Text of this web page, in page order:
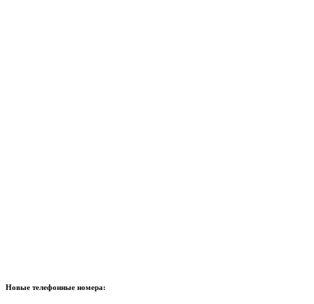
Новые телефонные номера: